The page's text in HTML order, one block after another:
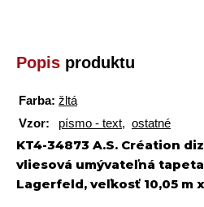
Popis produktu
Farba: žltá
Vzor:
písmo - text, ostatné
KT4-34873 A.S. Création
vliesová umývateľná
Lagerfeld, veľkosť 10,05 m